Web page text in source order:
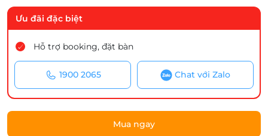
Ưu đãi đặc biệt
Hỗ trợ booking, đặt bàn
1900 2065 Chat với Zalo
Mua ngay